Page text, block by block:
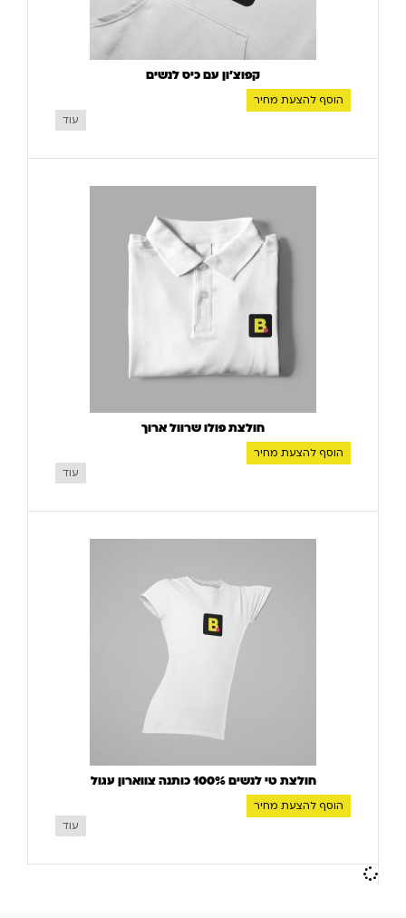
קפוצ'ון עם כיס לנשים
הוסף להצעת מחיר
עוד
חולצת פולו שרוול ארוך
הוסף להצעת מחיר
עוד
חולצת טי לנשים 100% כותנה צווארון עגול
הוסף להצעת מחיר
עוד